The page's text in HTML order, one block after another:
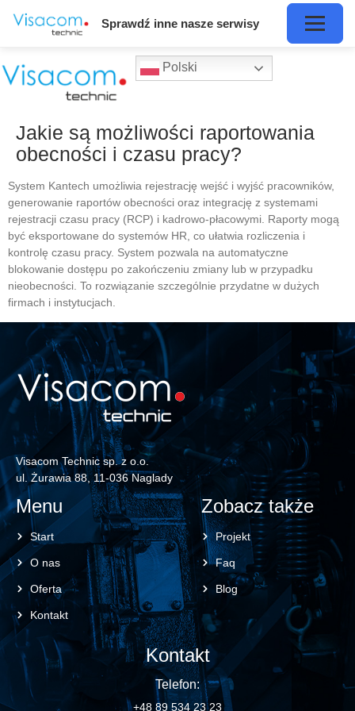
Polski
Jakie są możliwości raportowania
obecności i czasu pracy?
System Kantech umożliwia rejestrację wejść i wyjść pracowników,
generowanie raportów obecności oraz integrację z systemami
rejestracji czasu pracy (RCP) i kadrowo-płacowymi. Raporty mogą
być eksportowane do systemów HR, co ułatwia rozliczenia i
kontrolę czasu pracy. System pozwala na automatyczne
blokowanie dostępu po zakończeniu zmiany lub w przypadku
nieobecności. To rozwiązanie szczególnie przydatne w dużych
firmach i instytucjach.
Visacom Technic sp. z o.o.
ul. Żurawia 88, 11-036 Naglady
Menu
Start
O nas
Oferta
Kontakt
Zobacz także
Projekt
Faq
Blog
Kontakt
Telefon:
+48 89 534 23 23
Sprawdź inne nasze serwisy